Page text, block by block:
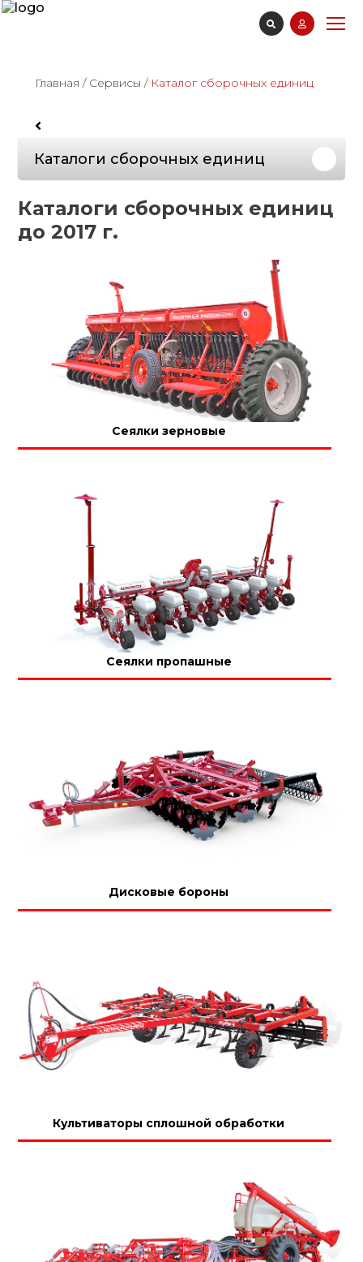
Главная / Сервисы / Каталог сборочных единиц
Каталоги сборочных единиц
Каталоги сборочных единиц
до 2017 г.
Сеялки зерновые
Сеялки пропашные
Дисковые бороны
Культиваторы сплошной обработки